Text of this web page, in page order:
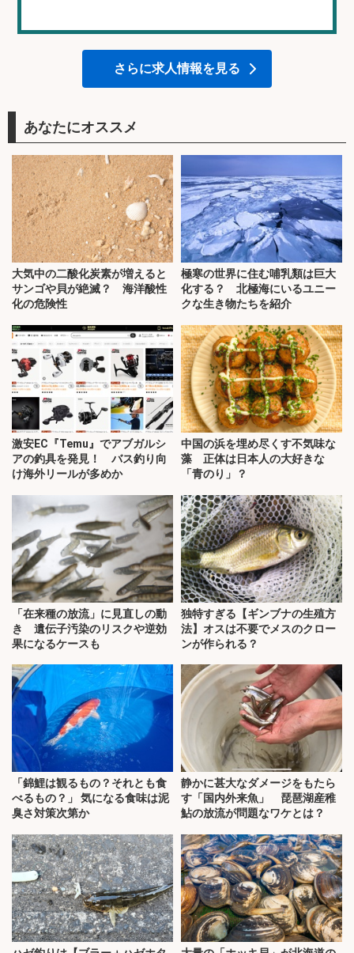
さらに求人情報を見る
あなたにオススメ
大気中の二酸化炭素が増えると
サンゴや貝が絶滅？ 海洋酸性
化の危険性
極寒の世界に住む哺乳類は巨大
化する？ 北極海にいるユニー
クな生き物たちを紹介
激安EC『Temu』でアブガルシ
アの釣具を発見！ バス釣り向
け海外リールが多めか
中国の浜を埋め尽くす不気味な
藻 正体は日本人の大好きな
「青のり」？
「在来種の放流」に見直しの動
き 遺伝子汚染のリスクや逆効
果になるケースも
独特すぎる【ギンブナの生殖方
法】オスは不要でメスのクロー
ンが作られる？
「錦鯉は観るもの？それとも食
べるもの？」 気になる食味は泥
臭さ対策次第か
静かに甚大なダメージをもたら
す「国内外来魚」 琵琶湖産稚
鮎の放流が問題なワケとは？